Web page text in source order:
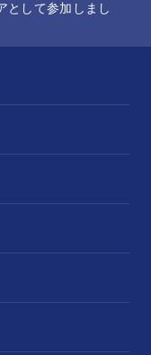
として参加しまし